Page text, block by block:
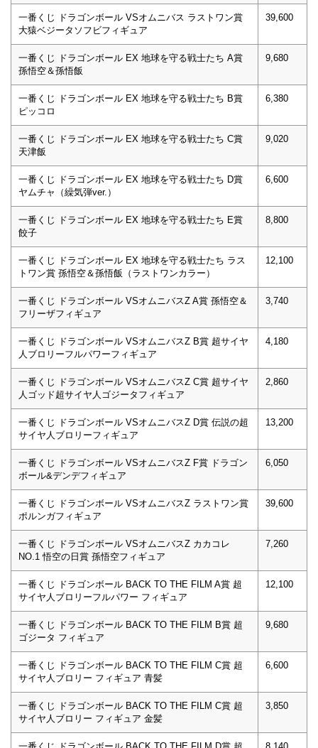
一番くじ ドラゴンボール VSオムニバス ラストワン賞
大猿ベジータソフビフィギュア
39,600
一番くじ ドラゴンボール EX 地球を守る戦士たち A賞
孫悟空＆孫悟飯
9,680
一番くじ ドラゴンボール EX 地球を守る戦士たち B賞
ピッコロ
6,380
一番くじ ドラゴンボール EX 地球を守る戦士たち C賞
天津飯
9,020
一番くじ ドラゴンボール EX 地球を守る戦士たち D賞
ヤムチャ（繰気弾ver.）
6,600
一番くじ ドラゴンボール EX 地球を守る戦士たち E賞
餃子
8,800
一番くじ ドラゴンボール EX 地球を守る戦士たち ラス
トワン賞 孫悟空＆孫悟飯（ラストワンカラー）
12,100
一番くじ ドラゴンボール VSオムニバスZ A賞 孫悟空＆
フリーザフィギュア
3,740
一番くじ ドラゴンボール VSオムニバスZ B賞 超サイヤ
人ブロリーフルパワーフィギュア
4,180
一番くじ ドラゴンボール VSオムニバスZ C賞 超サイヤ
人ゴッド超サイヤ人ゴジータフィギュア
2,860
一番くじ ドラゴンボール VSオムニバスZ D賞 伝説の超
サイヤ人ブロリーフィギュア
13,200
一番くじ ドラゴンボール VSオムニバスZ F賞 ドラゴン
ボール&デンデフィギュア
6,050
一番くじ ドラゴンボール VSオムニバスZ ラストワン賞
ポルンガフィギュア
39,600
一番くじ ドラゴンボール VSオムニバスZ カカコレ
NO.1 悟空の日賞 孫悟空フィギュア
7,260
一番くじ ドラゴンボール BACK TO THE FILM A賞 超
サイヤ人ブロリーフルパワー フィギュア
12,100
一番くじ ドラゴンボール BACK TO THE FILM B賞 超
ゴジータ フィギュア
9,680
一番くじ ドラゴンボール BACK TO THE FILM C賞 超
サイヤ人ブロリー フィギュア 青髪
6,600
一番くじ ドラゴンボール BACK TO THE FILM C賞 超
サイヤ人ブロリー フィギュア 金髪
3,850